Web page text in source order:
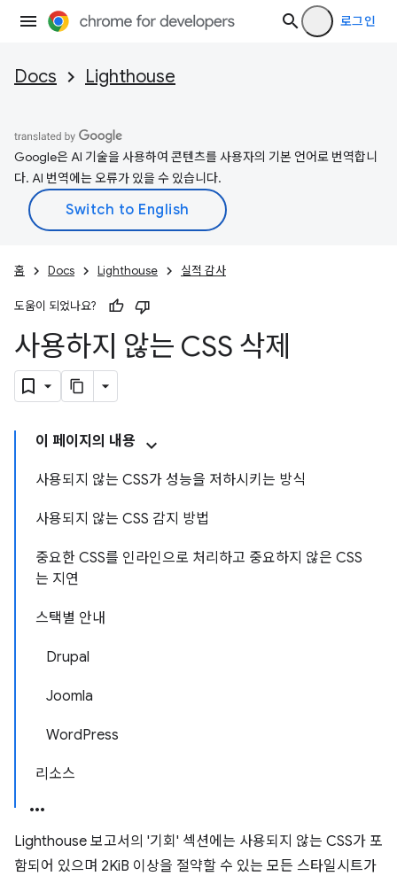
로그인
Docs Lighthouse
Google은 AI 기술을 사용하여 콘텐츠를 사용자의 기본 언어로 번역합니
다. AI 번역에는 오류가 있을 수 있습니다.
홈 Docs Lighthouse 실적 감사
도움이 되었나요?
사용하지 않는 CSS 삭제
이 페이지의 내용
사용되지 않는 CSS가 성능을 저하시키는 방식
사용되지 않는 CSS 감지 방법
중요한 CSS를 인라인으로 처리하고 중요하지 않은 CSS
는 지연
스택별 안내
Drupal
Joomla
WordPress
리소스
Lighthouse 보고서의 '기회' 섹션에는 사용되지 않는 CSS가 포
함되어 있으며 2KiB 이상을 절약할 수 있는 모든 스타일시트가